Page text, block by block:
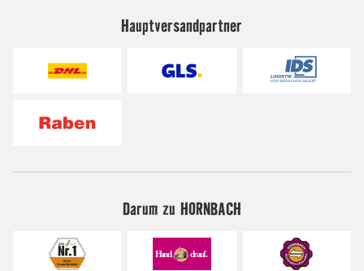
Hauptversandpartner
Darum zu HORNBACH